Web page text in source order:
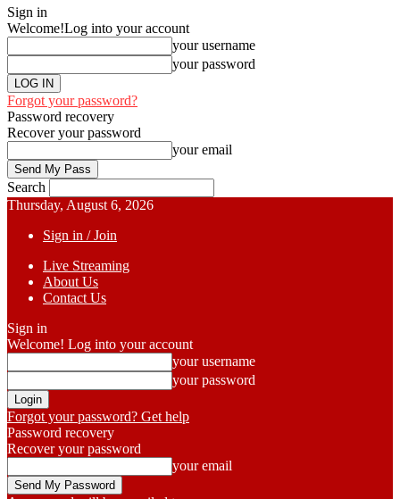
Sign in
Welcome!Log into your account
your username
your password
Forgot your password?
Password recovery
Recover your password
your email
Search
Thursday, August 6, 2026
Sign in / Join
Live Streaming
About Us
Contact Us
Sign in
Welcome! Log into your account
your username
your password
Forgot your password? Get help
Password recovery
Recover your password
your email